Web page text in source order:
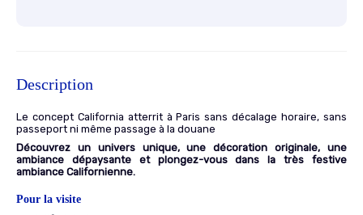
Description
Le concept California atterrit à Paris sans décalage horaire, sans
passeport ni même passage à la douane
Découvrez un univers unique, une décoration originale, une
ambiance dépaysante et plongez-vous dans la très festive
ambiance Californienne.
Pour la visite